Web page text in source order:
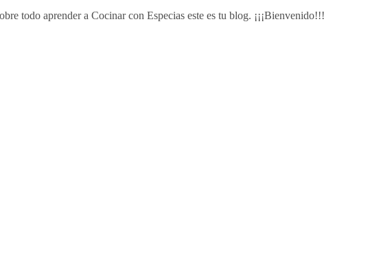
todo aprender a Cocinar con Especias este es tu blog. ¡¡¡Bienvenido!!!